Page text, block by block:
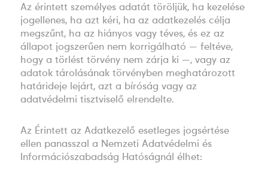
Az érintett személyes adatát töröljük, ha kezelése
jogellenes, ha azt kéri, ha az adatkezelés célja
megszűnt, ha az hiányos vagy téves, és ez az
állapot jogszerűen nem korrigálható — feltéve,
hogy a törlést törvény nem zárja ki —, vagy az
adatok tárolásának törvényben meghatározott
határideje lejárt, azt a bíróság vagy az
adatvédelmi tisztviselő elrendelte.
Az Érintett az Adatkezelő esetleges jogsértése
ellen panasszal a Nemzeti Adatvédelmi és
Információszabadság Hatóságnál élhet: